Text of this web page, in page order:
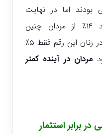
بودند اما در نهایت
رابطه‌ای شکل نگرفت. حدود ۱۴٪ از مردان چنین
تجربه‌ای داشتند، در حالی که در زنان این رقم فقط ۵٪
مردان در آینده کمتر
برابر استثمار